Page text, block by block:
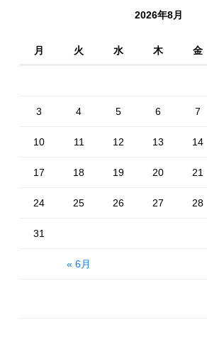
2026年8月
月 火 水 木 金
« 6月
3 4 5 6 7
10 11 12 13 14
17 18 19 20 21
24 25 26 27 28
31